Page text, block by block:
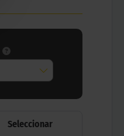
Seleccionar